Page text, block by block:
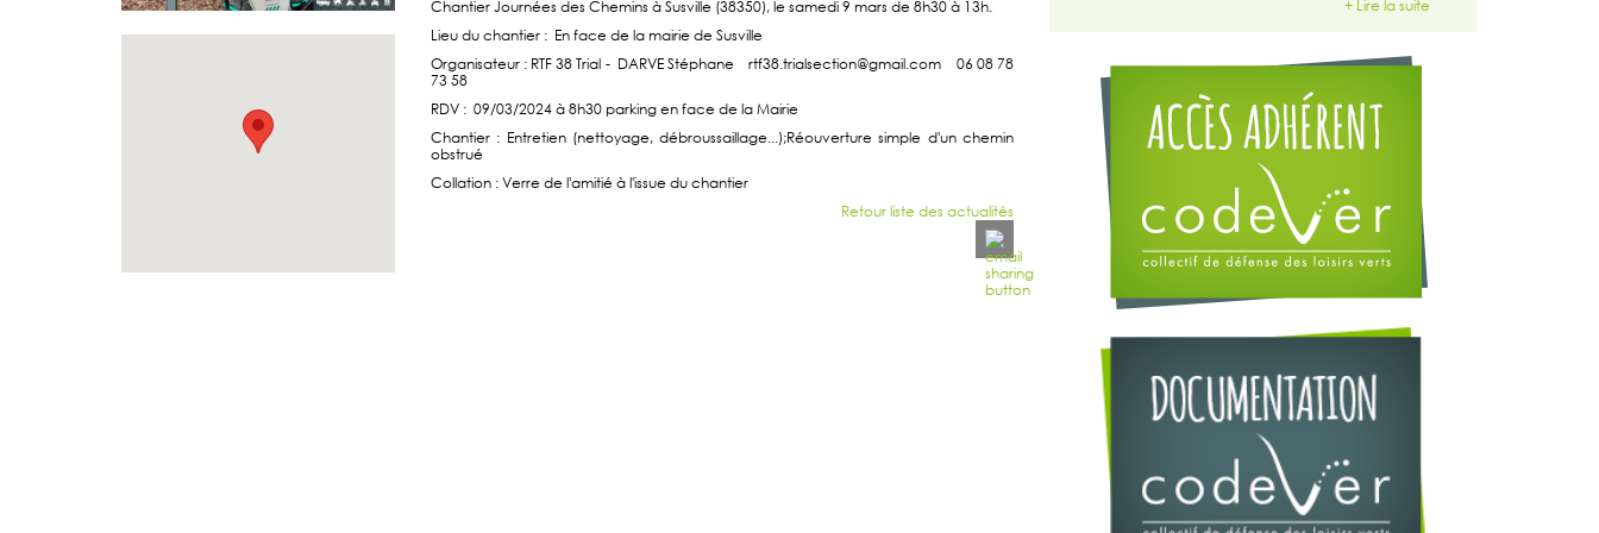
Chantier Journées des Chemins à Susville (38350), le samedi 9 mars de 8h30 à 13h.
Lieu du chantier : En face de la mairie de Susville
Organisateur : RTF 38 Trial - DARVE Stéphane rtf38.trialsection@gmail.com 06 08 78
73 58
RDV : 09/03/2024 à 8h30 parking en face de la Mairie
Chantier : Entretien (nettoyage, débroussaillage...);Réouverture simple d'un chemin
obstrué
Collation : Verre de l'amitié à l'issue du chantier
Retour liste des actualités
+ Lire la suite